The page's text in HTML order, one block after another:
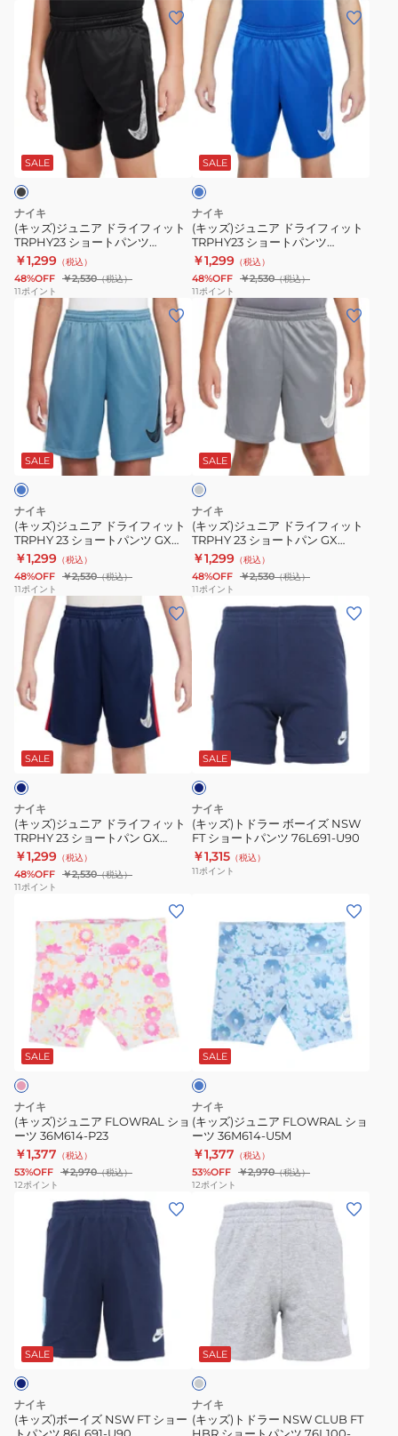
76L100-
023
イ
フ
ィ
ッ
HBR
86K501-
U89
ズ)
ュ
ド
ラ
イ
フ
ィ
ッ
ト
TRPHY23
ツ
HF8081-
010
SALE
ナイキ
(キッズ)ジュニア ドライフィット
TRPHY23 ショートパンツ
HF8081-010
￥1,299 （税込）
48%OFF ￥2,530（税込）
11ポイント
(キ
ッ
ズ)
ジ
ュ
ド
ラ
イ
フ
ィ
ッ
ト
TRPHY23
シ
ョ
ー
ト
ツ
HF8081-
480
SALE
ブ
ル
ー
ナイキ
(キッズ)ジュニア ドライフィット
TRPHY23 ショートパンツ
HF8081-480
￥1,299 （税込）
48%OFF ￥2,530（税込）
11ポイント
ド
ラ
イ
フ
ィ
ッ
ト
TRPHY
23
シ
ョ
ー
ト
ン
ツ
GX
HF8081-
006
SALE
ナイキ
(キッズ)ジュニア ドライフィット
TRPHY 23 ショートパンツ GX
HF8081-006
￥1,299 （税込）
48%OFF ￥2,530（税込）
11ポイント
(キ
ッ
ズ)
ジ
ュ
ド
ラ
イ
フ
ィ
ッ
ト
TRPHY
ン
GX
HF8081-
085
SALE
レ
ー
ナイキ
(キッズ)ジュニア ドライフィット
TRPHY 23 ショートパン GX
HF8081-085
￥1,299 （税込）
48%OFF ￥2,530（税込）
11ポイント
(キ
ッ
ズ)
ジ
ュ
ニ
ド
ラ
イ
フ
ィ
ッ
ト
ン
GX
HF8081-
410
SALE
ナイキ
(キッズ)ジュニア ドライフィット
TRPHY 23 ショートパン GX
HF8081-410
￥1,299 （税込）
48%OFF ￥2,530（税込）
11ポイント
ボ
ー
イ
ズ
NSW
FT
76L691-
U90
SALE
ネ
イ
ビ
ー
ナイキ
(キッズ)トドラー ボーイズ NSW
FT ショートパンツ 76L691-U90
￥1,315 （税込）
11ポイント
FLOWRAL
シ
ョ
ー
ツ
36M614-
P23
SALE
ナイキ
(キッズ)ジュニア FLOWRAL ショ
ーツ 36M614-P23
￥1,377 （税込）
53%OFF ￥2,970（税込）
12ポイント
FLOWRAL
シ
ョ
ー
ツ
36M614-
U5M
SALE
ブ
ル
ナイキ
(キッズ)ジュニア FLOWRAL ショ
ーツ 36M614-U5M
￥1,377 （税込）
53%OFF ￥2,970（税込）
12ポイント
NSW
FT
シ
ョ
SALE
ナイキ
(キッズ)ボーイズ NSW FT ショー
NSW
CLUB
FT
HBR
SALE
レ
ー
ナイキ
(キッズ)トドラー NSW CLUB FT